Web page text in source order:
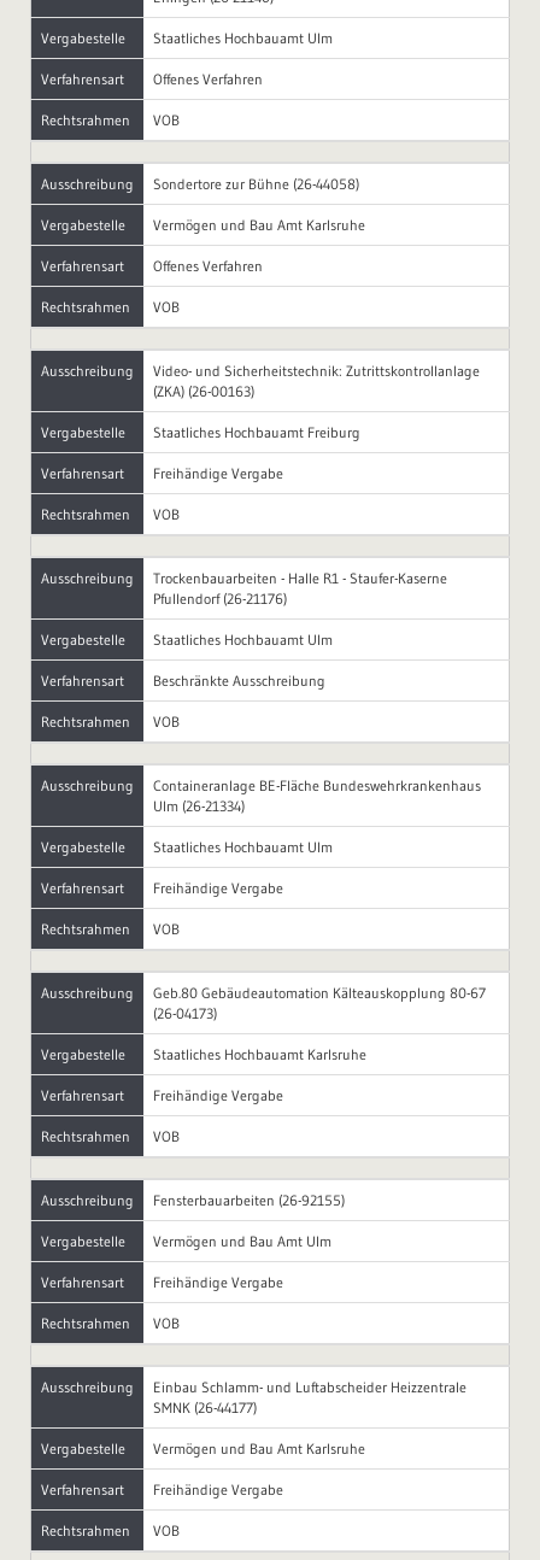
Vergabestelle Staatliches Hochbauamt Ulm
Verfahrensart Offenes Verfahren
Rechtsrahmen VOB
Ausschreibung Sondertore zur Bühne (26-44058)
Vergabestelle Vermögen und Bau Amt Karlsruhe
Verfahrensart Offenes Verfahren
Rechtsrahmen VOB
Ausschreibung
Video- und Sicherheitstechnik: Zutrittskontrollanlage
(ZKA) (26-00163)
Vergabestelle Staatliches Hochbauamt Freiburg
Verfahrensart Freihändige Vergabe
Rechtsrahmen VOB
Ausschreibung
Trockenbauarbeiten - Halle R1 - Staufer-Kaserne
Pfullendorf (26-21176)
Vergabestelle Staatliches Hochbauamt Ulm
Verfahrensart Beschränkte Ausschreibung
Rechtsrahmen VOB
Ausschreibung
Containeranlage BE-Fläche Bundeswehrkrankenhaus
Ulm (26-21334)
Vergabestelle Staatliches Hochbauamt Ulm
Verfahrensart Freihändige Vergabe
Rechtsrahmen VOB
Ausschreibung
Geb.80 Gebäudeautomation Kälteauskopplung 80-67
(26-04173)
Vergabestelle Staatliches Hochbauamt Karlsruhe
Verfahrensart Freihändige Vergabe
Rechtsrahmen VOB
Ausschreibung Fensterbauarbeiten (26-92155)
Vergabestelle Vermögen und Bau Amt Ulm
Verfahrensart Freihändige Vergabe
Rechtsrahmen VOB
Ausschreibung
Einbau Schlamm- und Luftabscheider Heizzentrale
SMNK (26-44177)
Vergabestelle Vermögen und Bau Amt Karlsruhe
Verfahrensart Freihändige Vergabe
Rechtsrahmen VOB